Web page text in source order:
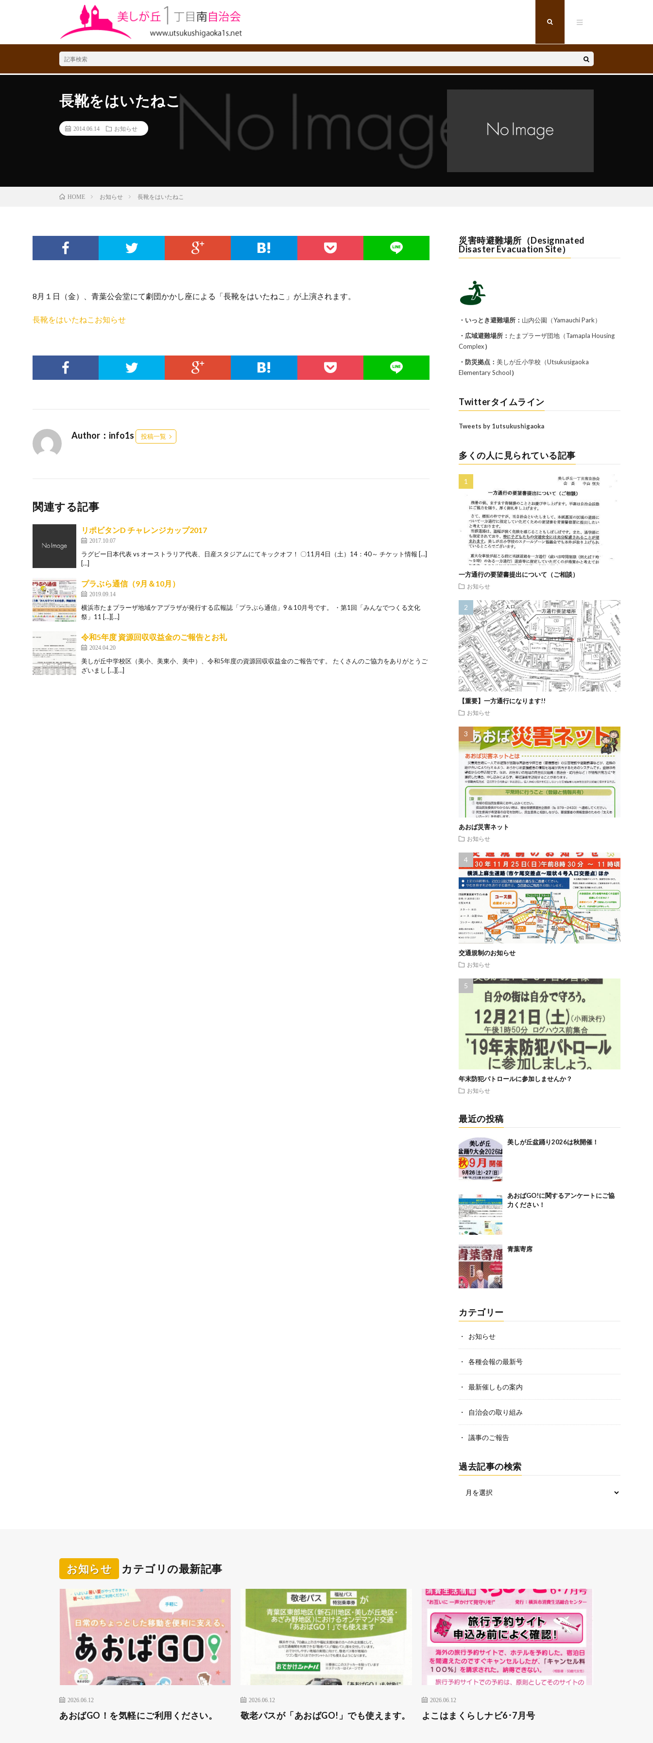
長靴をはいたねこ
2014.06.14 お知らせ
HOME お知らせ 長靴をはいたねこ
8月１日（金）、青葉公会堂にて劇団かかし座による「長靴をはいたねこ」が上演されます。
長靴をはいたねこお知らせ
Author：info1s 投稿一覧
関連する記事
リポビタンD チャレンジカップ2017
2017.10.07
ラグビー日本代表 vs オーストラリア代表、日産スタジアムにてキックオフ！ 〇11月4日（土）14：40～ チケット情報 […]
[…]
プラぶら通信（9月＆10月）
2019.09.14
横浜市たまプラーザ地域ケアプラザが発行する広報誌「プラぶら通信」9＆10月号です。 ・第1回「みんなでつくる文化
祭」11 […][…]
令和5年度 資源回収収益金のご報告とお礼
2024.04.20
美しが丘中学校区（美小、美東小、美中）、令和5年度の資源回収収益金のご報告です。 たくさんのご協力をありがとうご
ざいまし […][…]
災害時避難場所（Designnated
Disaster Evacuation Site）
・いっとき避難場所： 山内公園（Yamauchi Park）
・広域避難場所： たまプラーザ団地（Tamapla Housing
Complex）
・防災拠点：美しが丘小学校（Utsukusigaoka
Elementary School）
Twitterタイムライン
Tweets by 1utsukushigaoka
多くの人に見られている記事
一方通行の要望書提出について（ご相談）
お知らせ
【重要】一方通行になります!!
お知らせ
あおば災害ネット
お知らせ
交通規制のお知らせ
お知らせ
年末防犯パトロールに参加しませんか？
お知らせ
最近の投稿
美しが丘盆踊り2026は秋開催！
あおばGO!に関するアンケートにご協
力ください！
青葉寄席
カテゴリー
お知らせ
各種会報の最新号
最新催しもの案内
自治会の取り組み
議事のご報告
過去記事の検索
お知らせ カテゴリの最新記事
2026.06.12
あおばGO！を気軽にご利用ください。
2026.06.12
敬老パスが「あおばGO!」でも使えます。
2026.06.12
よこはまくらしナビ6･7月号